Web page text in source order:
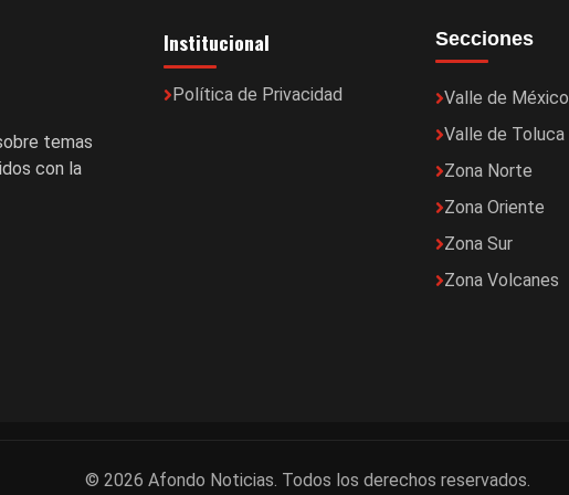
temas
con la
Institucional
Política de Privacidad
Secciones
Valle de México
Valle de Toluca
Zona Norte
Zona Oriente
Zona Sur
Zona Volcanes
© 2026 Afondo Noticias. Todos los derechos reservados.